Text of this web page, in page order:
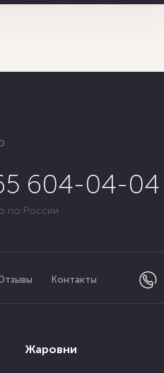
604-04-04
по России
Контакты
Жаровни